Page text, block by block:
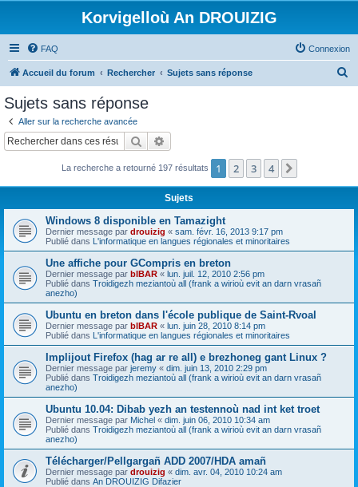
Korvigelloù An DROUIZIG
FAQ Connexion
Accueil du forum Rechercher Sujets sans réponse
c
Sujets sans réponse
Aller sur la recherche avancée
Rechercher
La recherche a retourné 197 résultats 1 2 3 4
Sujets
Windows 8 disponible en Tamazight
Dernier message par drouizig « sam. févr. 16, 2013 9:17 pm
Publié dans L'informatique en langues régionales et minoritaires
Une affiche pour GCompris en breton
Dernier message par bIBAR « lun. juil. 12, 2010 2:56 pm
Publié dans Troidigezh meziantoù all (frank a wirioù evit an darn vrasañ
anezho)
Ubuntu en breton dans l'école publique de Saint-Rvoal
Dernier message par bIBAR « lun. juin 28, 2010 8:14 pm
Publié dans L'informatique en langues régionales et minoritaires
Implijout Firefox (hag ar re all) e brezhoneg gant Linux ?
Dernier message par jeremy « dim. juin 13, 2010 2:29 pm
Publié dans Troidigezh meziantoù all (frank a wirioù evit an darn vrasañ
anezho)
Ubuntu 10.04: Dibab yezh an testennoù nad int ket troet
Dernier message par Michel « dim. juin 06, 2010 10:34 am
Publié dans Troidigezh meziantoù all (frank a wirioù evit an darn vrasañ
anezho)
Télécharger/Pellgargañ ADD 2007/HDA amañ
Dernier message par drouizig « dim. avr. 04, 2010 10:24 am
Publié dans An DROUIZIG Difazier